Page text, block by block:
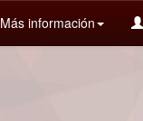
Más información